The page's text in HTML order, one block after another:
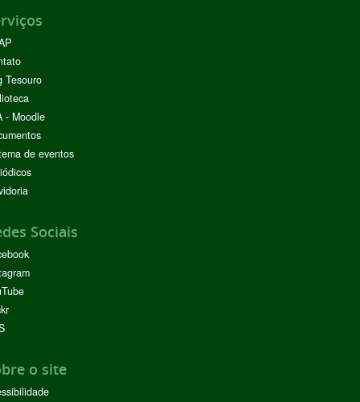
Tesouro
- Moodle
de eventos
Sociais
o site